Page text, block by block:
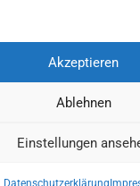
Akzeptieren
Ablehnen
Einstellungen
Datenschutzerklärung